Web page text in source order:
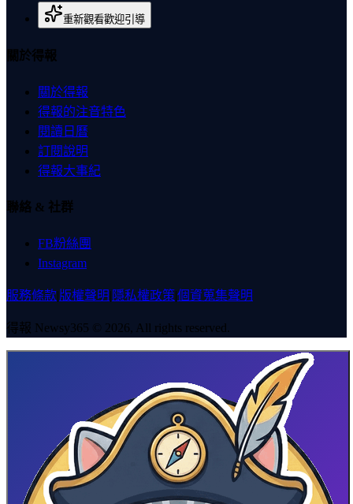
重新觀看歡迎引導
關於得報
關於得報
得報的注音特色
閱讀日曆
訂閱說明
得報大事紀
聯絡 & 社群
FB粉絲團
Instagram
服務條款|版權聲明| 隱私權政策|個資蒐集聲明
得報 Newsy365 © 2026, All rights reserved.